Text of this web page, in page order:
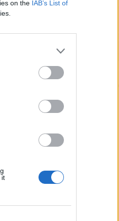
on the IAB’s List of
it
ΕΙΔΗΣΕΙΣ / πριν
Αλλάζει όνομα